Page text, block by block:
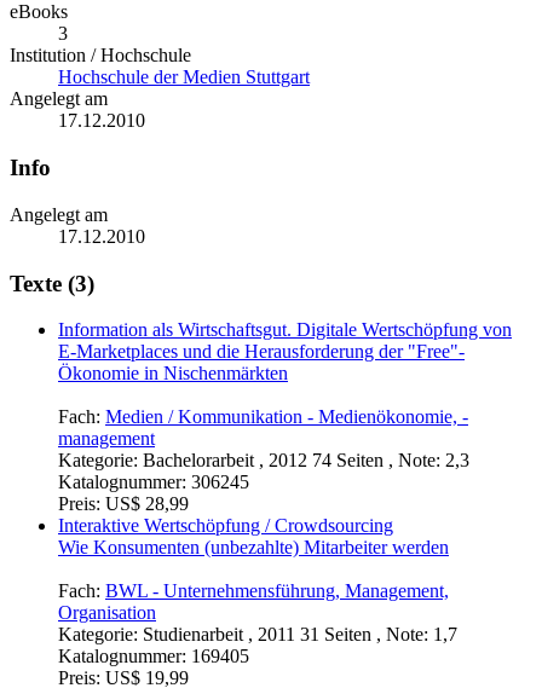
eBooks
3
Institution / Hochschule
Hochschule der Medien Stuttgart
Angelegt am
17.12.2010
Info
Angelegt am
17.12.2010
Texte (3)
Information als Wirtschaftsgut. Digitale Wertschöpfung von
E-Marketplaces und die Herausforderung der "Free"-
Ökonomie in Nischenmärkten
Fach: Medien / Kommunikation - Medienökonomie, -
management
Kategorie: Bachelorarbeit , 2012 74 Seiten , Note: 2,3
Katalognummer: 306245
Preis: US$ 28,99
Interaktive Wertschöpfung / Crowdsourcing
Wie Konsumenten (unbezahlte) Mitarbeiter werden
Fach: BWL - Unternehmensführung, Management,
Organisation
Kategorie: Studienarbeit , 2011 31 Seiten , Note: 1,7
Katalognummer: 169405
Preis: US$ 19,99